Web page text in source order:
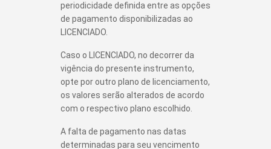
periodicidade definida entre as opções
de pagamento disponibilizadas ao
LICENCIADO.
Caso o LICENCIADO, no decorrer da
vigência do presente instrumento,
opte por outro plano de licenciamento,
os valores serão alterados de acordo
com o respectivo plano escolhido.
A falta de pagamento nas datas
determinadas para seu vencimento